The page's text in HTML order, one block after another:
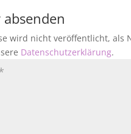
wird nicht veröffentlicht, als
Datenschutzerklärung.